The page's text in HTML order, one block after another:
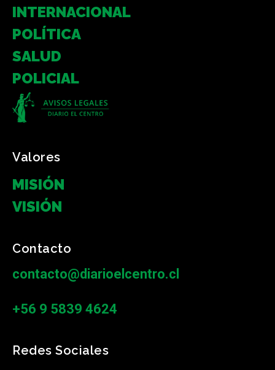
INTERNACIONAL
POLÍTICA
SALUD
POLICIAL
Valores
MISIÓN
VISIÓN
Contacto
contacto@diarioelcentro.cl
+56 9 5839 4624
Redes Sociales